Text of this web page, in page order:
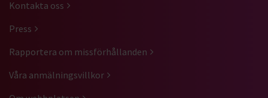
Kontakta oss
Press
Rapportera om missförhållanden
Våra anmälningsvillkor